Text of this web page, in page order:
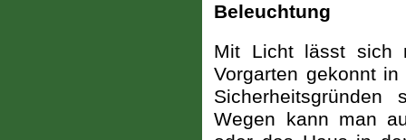
Beleuchtung
Mit Licht lässt sich
Vorgarten gekonnt
Wegen kann man